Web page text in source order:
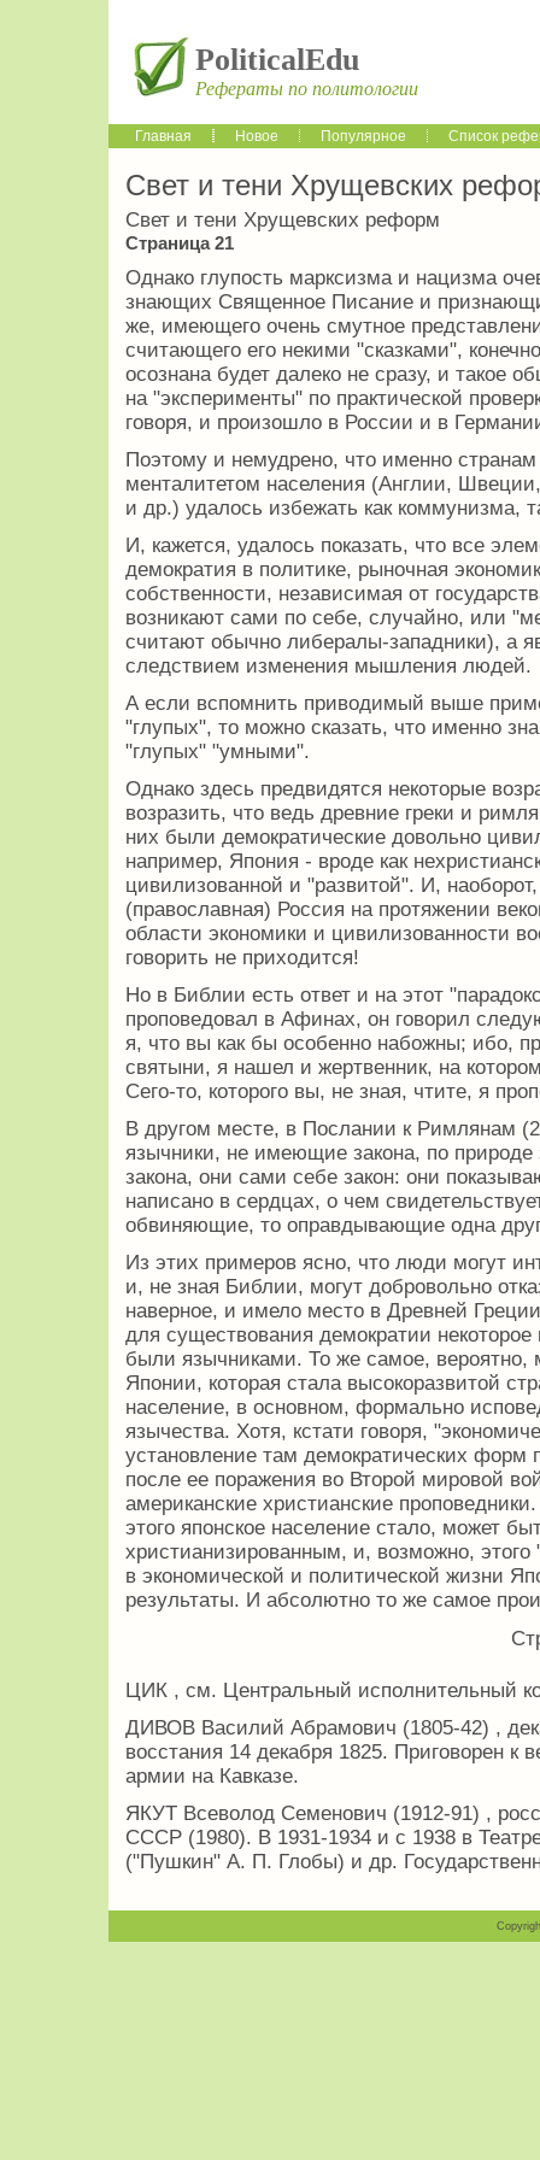
PoliticalEdu
Рефераты по политологии
Главная Новое Популярное Список
Свет и тени Хрущевских
Свет и тени Хрущевских реформ
Страница 21
Однако глупость марксизма и нацизма
знающих Священное Писание и
же, имеющего очень смутное
считающего его некими "сказками",
осознана будет далеко не сразу, и такое
на "эксперименты" по практической
говоря, и произошло в России и в
Поэтому и немудрено, что именно
менталитетом населения (Англии,
и др.) удалось избежать как коммунизма,
И, кажется, удалось показать, что все
демократия в политике, рыночная
собственности, независимая от
возникают сами по себе, случайно, или
считают обычно либералы-западники), а
следствием изменения мышления людей.
А если вспомнить приводимый выше
"глупых", то можно сказать, что именно
"глупых" "умными".
Однако здесь предвидятся некоторые
возразить, что ведь древние греки и
них были демократические довольно
например, Япония - вроде как
цивилизованной и "развитой". И,
(православная) Россия на протяжении
области экономики и цивилизованности
говорить не приходится!
Но в Библии есть ответ и на этот
проповедовал в Афинах, он говорил
я, что вы как бы особенно набожны; ибо,
святыни, я нашел и жертвенник, на
Сего-то, которого вы, не зная, чтите, я
В другом месте, в Послании к Римлянам
язычники, не имеющие закона, по природе
закона, они сами себе закон: они
написано в сердцах, о чем
обвиняющие, то оправдывающие одна
Из этих примеров ясно, что люди могут
и, не зная Библии, могут добровольно
наверное, и имело место в Древней
для существования демократии
были язычниками. То же самое, вероятно,
Японии, которая стала высокоразвитой
население, в основном, формально
язычества. Хотя, кстати говоря,
установление там демократических форм
после ее поражения во Второй мировой
американские христианские
этого японское население стало, может
христианизированным, и, возможно, этого
в экономической и политической жизни
результаты. И абсолютно то же самое
ЦИК , см. Центральный исполнительный
ДИВОВ Василий Абрамович (1805-42) ,
восстания 14 декабря 1825. Приговорен к
армии на Кавказе.
ЯКУТ Всеволод Семенович (1912-91) ,
СССР (1980). В 1931-1934 и с 1938 в
("Пушкин" А. П. Глобы) и др.